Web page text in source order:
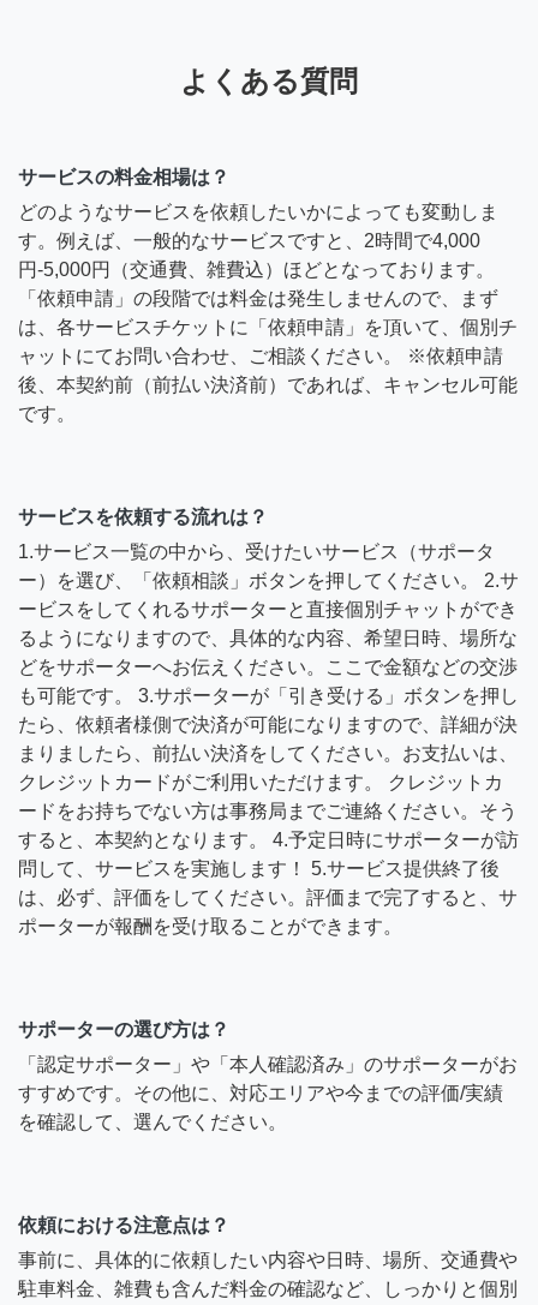
よくある質問
サービスの料金相場は？
どのようなサービスを依頼したいかによっても変動しま
す。例えば、一般的なサービスですと、2時間で4,000
円-5,000円（交通費、雑費込）ほどとなっております。
「依頼申請」の段階では料金は発生しませんので、まず
は、各サービスチケットに「依頼申請」を頂いて、個別チ
ャットにてお問い合わせ、ご相談ください。 ※依頼申請
後、本契約前（前払い決済前）であれば、キャンセル可能
です。
サービスを依頼する流れは？
1.サービス一覧の中から、受けたいサービス（サポータ
ー）を選び、「依頼相談」ボタンを押してください。 2.サ
ービスをしてくれるサポーターと直接個別チャットができ
るようになりますので、具体的な内容、希望日時、場所な
どをサポーターへお伝えください。ここで金額などの交渉
も可能です。 3.サポーターが「引き受ける」ボタンを押し
たら、依頼者様側で決済が可能になりますので、詳細が決
まりましたら、前払い決済をしてください。お支払いは、
クレジットカードがご利用いただけます。 クレジットカ
ードをお持ちでない方は事務局までご連絡ください。そう
すると、本契約となります。 4.予定日時にサポーターが訪
問して、サービスを実施します！ 5.サービス提供終了後
は、必ず、評価をしてください。評価まで完了すると、サ
ポーターが報酬を受け取ることができます。
サポーターの選び方は？
「認定サポーター」や「本人確認済み」のサポーターがお
すすめです。その他に、対応エリアや今までの評価/実績
を確認して、選んでください。
依頼における注意点は？
事前に、具体的に依頼したい内容や日時、場所、交通費や
駐車料金、雑費も含んだ料金の確認など、しっかりと個別